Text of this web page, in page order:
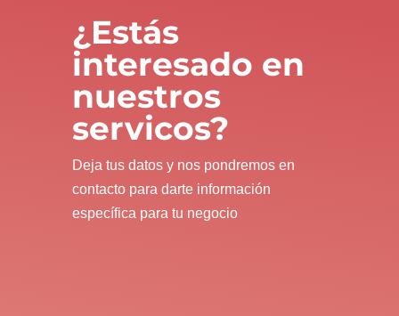
¿Estás
interesado en
nuestros
servicos?
Deja tus datos y nos pondremos en
contacto para darte información
específica para tu negocio